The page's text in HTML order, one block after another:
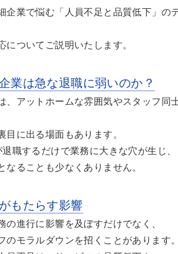
企業で悩む「人員不足と品質低下」の
についてご説明いたします。
業は急な退職に弱いのか？
、アットホームな雰囲気やスタッフ同
目に出る場面もあります。
職するだけで業務に大きな穴が生じ、
なることも少なくありません。
もたらす影響
の進行に影響を及ぼすだけでなく、
のモラルダウンを招くことがあります